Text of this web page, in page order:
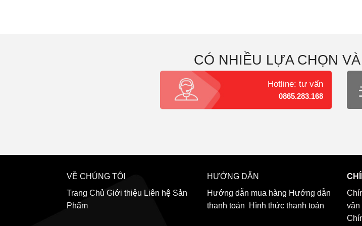
CÓ NHIỀU LỰA CHỌN
Hotline: tư vấn
0865.283.168
VỀ CHÚNG TÔI
Trang Chủ Giới thiệu Liên hệ Sản
Phẩm
HƯỚNG DẪN
Hướng dẫn mua hàng Hướng dẫn
thanh toán
Hình thức thanh toán
vận